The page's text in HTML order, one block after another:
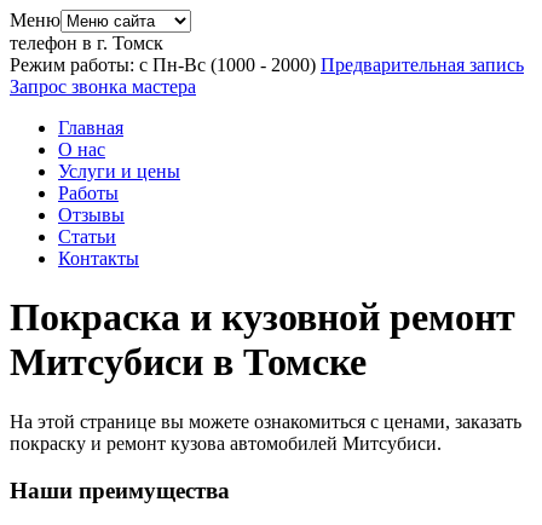
Меню
телефон в г. Томск
Режим работы: с Пн-Вс (1000 - 2000) Предварительная запись
Запрос звонка мастера
Главная
О нас
Услуги и цены
Работы
Отзывы
Статьи
Контакты
Покраска и кузовной ремонт
Митсубиси в Томске
На этой странице вы можете ознакомиться с ценами, заказать
покраску и ремонт кузова автомобилей Митсубиси.
Наши преимущества